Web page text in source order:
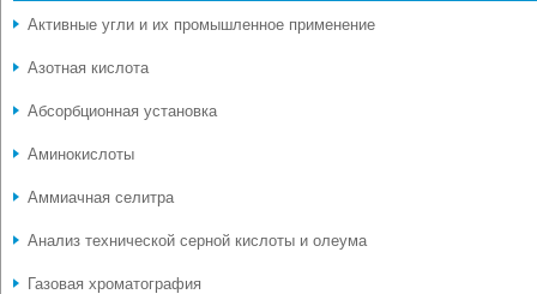
Активные угли и их промышленное применение
Азотная кислота
Абсорбционная установка
Аминокислоты
Аммиачная селитра
Анализ технической серной кислоты и олеума
Газовая хроматография